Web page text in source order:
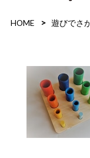
HOME 遊びでさ